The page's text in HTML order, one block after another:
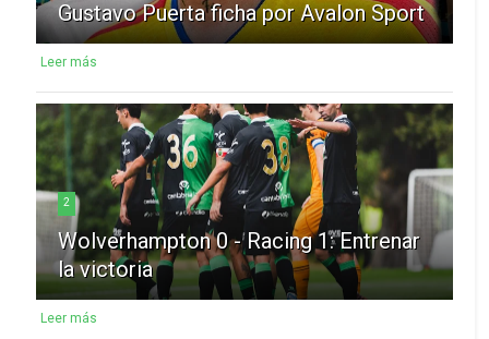
Gustavo Puerta ficha por Avalon Sport
Leer más
2
Wolverhampton 0 - Racing 1: Entrenar
la victoria
Leer más